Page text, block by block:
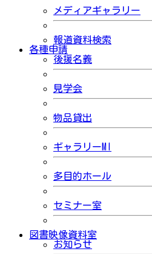
メディアギャラリー
報道資料検索
各種申請
後援名義
見学会
物品貸出
ギャラリーMI
多目的ホール
セミナー室
図書映像資料室
お知らせ